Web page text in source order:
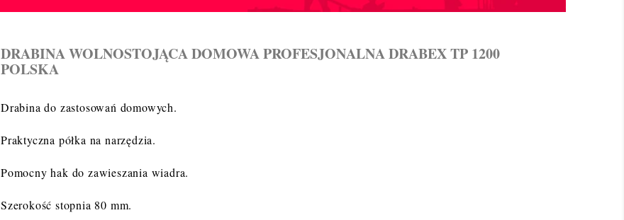
DRABINA WOLNOSTOJĄCA DOMOWA PROFESJONALNA DRABEX TP 1200
POLSKA
Drabina do zastosowań domowych.
Praktyczna półka na narzędzia.
Pomocny hak do zawieszania wiadra.
Szerokość stopnia 80 mm.